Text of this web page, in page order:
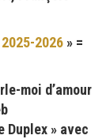
2026 » =
moi d’amour
Duplex » avec